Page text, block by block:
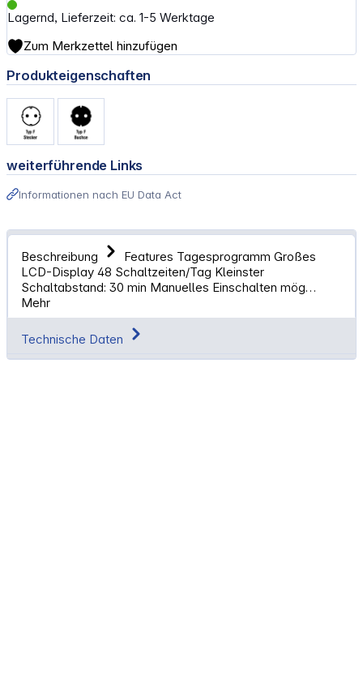
Lagernd, Lieferzeit: ca. 1-5 Werktage
Zum Merkzettel hinzufügen
Produkteigenschaften
weiterführende Links
Informationen nach EU Data Act
Beschreibung
Features Tagesprogramm Großes
LCD-Display 48 Schaltzeiten/Tag Kleinster
Schaltabstand: 30 min Manuelles Einschalten mög…
Mehr
Technische Daten